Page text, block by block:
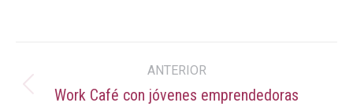
entre
ANTERIOR
Publicación
Work Café con jóvenes emprendedoras